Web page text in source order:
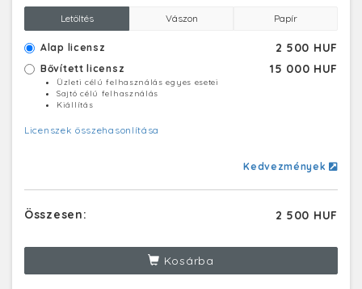
Letöltés Vászon Papír
Alap licensz 2 500 HUF
Bővített licensz 15 000 HUF
Üzleti célú felhasználás egyes esetei
Sajtó célú felhasználás
Kiállítás
Licenszek összehasonlítása
Kedvezmények
Összesen: 2 500 HUF
Kosárba